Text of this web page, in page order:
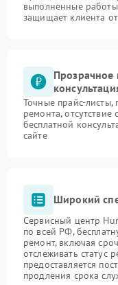
выполненные
защищает клиента
Прозрачное
Точные прайс-листы,
ремонта,
бесплатной
сайте
Широкий
Сервисный центр
по всей РФ,
ремонт, включая
отслеживать статус
предоставляется
продления срока